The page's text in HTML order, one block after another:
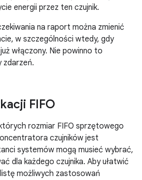
energii przez ten czujnik.
na raport można zmienić
w szczególności wtedy, gdy
włączony. Nie powinno to
FIFO
rozmiar FIFO sprzętowego
czujników jest
systemów mogą musieć wybrać,
dla każdego czujnika. Aby ułatwić
możliwych zastosowań